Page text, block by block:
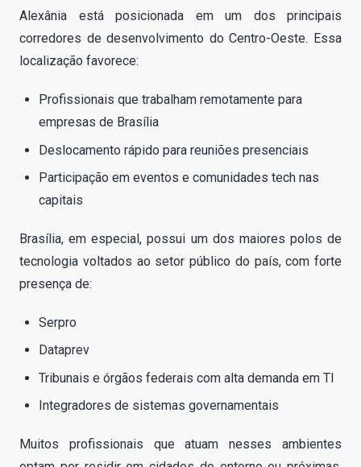
Alexânia está posicionada em um dos principais
corredores de desenvolvimento do Centro-Oeste. Essa
localização favorece:
Profissionais que trabalham remotamente para
empresas de Brasília
Deslocamento rápido para reuniões presenciais
Participação em eventos e comunidades tech nas
capitais
Brasília, em especial, possui um dos maiores polos de
tecnologia voltados ao setor público do país, com forte
presença de:
Serpro
Dataprev
Tribunais e órgãos federais com alta demanda em TI
Integradores de sistemas governamentais
Muitos profissionais que atuam nesses ambientes